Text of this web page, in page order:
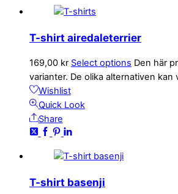
T-shirt airedaleterrier
169,00 kr Select options Den här
varianter. De olika alternativen kan
Wishlist
Quick Look
Share
T-shirt basenji